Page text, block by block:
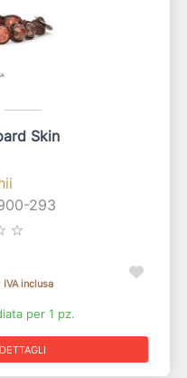
Skin
293
star_border
IVA inclusa
per 1 pz.